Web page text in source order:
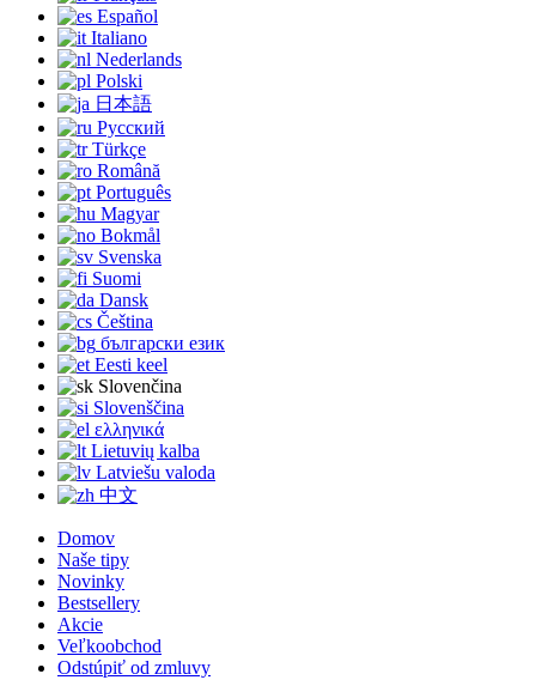
Español
Italiano
Nederlands
Polski
日本語
Русский
Türkçe
Română
Português
Magyar
Bokmål
Svenska
Suomi
Dansk
Čeština
български език
Eesti keel
Slovenčina
Slovenščina
ελληνικά
Lietuvių kalba
Latviešu valoda
中文
Domov
Naše tipy
Novinky
Bestsellery
Akcie
Veľkoobchod
Odstúpiť od zmluvy